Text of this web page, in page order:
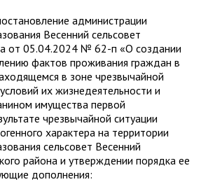
администрации
Весенний сельсовет
от 05.04.2024 № 62-п «О создании
фактов проживания граждан в
в зоне чрезвычайной
их жизнедеятельности и
имущества первой
чрезвычайной ситуации
характера на территории
сельсовет Весенний
района и утверждении порядка ее
дополнения: